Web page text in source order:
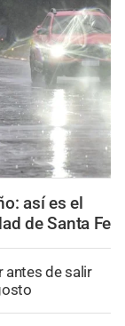
así es el
de Santa Fe
antes de salir